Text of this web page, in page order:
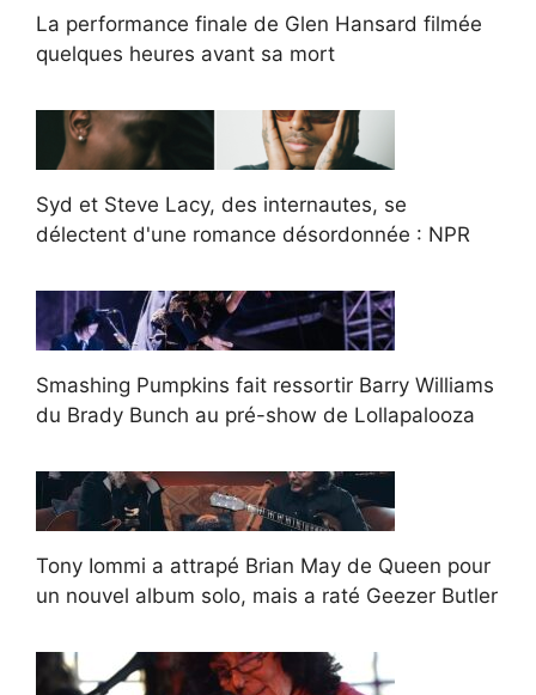
La performance finale de Glen Hansard filmée
quelques heures avant sa mort
Syd et Steve Lacy, des internautes, se
délectent d'une romance désordonnée : NPR
Smashing Pumpkins fait ressortir Barry Williams
du Brady Bunch au pré-show de Lollapalooza
Tony Iommi a attrapé Brian May de Queen pour
un nouvel album solo, mais a raté Geezer Butler